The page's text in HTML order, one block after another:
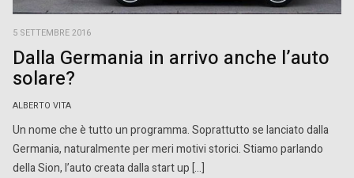
5 SETTEMBRE 2016
Dalla Germania in arrivo anche l’auto
solare?
ALBERTO VITA
Un nome che è tutto un programma. Soprattutto se lanciato dalla
Germania, naturalmente per meri motivi storici. Stiamo parlando
della Sion, l’auto creata dalla start up […]